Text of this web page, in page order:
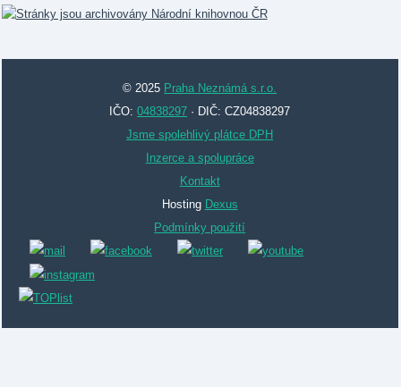
© 2025 Praha Neznámá s.r.o.
IČO:04838297 · DIČ: CZ04838297
Jsme spolehlivý plátce DPH
Inzerce a spolupráce
Kontakt
Hosting Dexus
Podmínky použití